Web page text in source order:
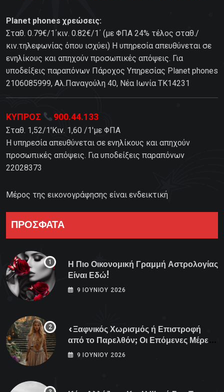
Planet phones χρεώσεις:
Σταθ. 0.79€/1΄κιν. 0.82€/1΄ (με ΦΠΑ 24% τέλος σταθ./
κιν.τηλεφωνίας όπου ισχύει) Η υπηρεσία απευθύνεται σε
ενηλίκους και απηχούν προσωπικές απόψεις. Για
υποδείξεις παραπόνων Πάροχος Υπηρεσίας Planet phones
2106085999, Αλ.Παναγούλη 40, Νέα Ιωνία TK14231
ΚΥΠΡΟΣ 900.44.133
Σταθ. 1,52/1'Κιν. 1,60 /1'με ΦΠΑ
Η υπηρεσία απευθύνεται σε ενηλίκους και απηχούν
προσωπικές απόψεις. Για υποδείξεις παραπόνων
22028373
Μέρος της εικονογράφησης είναι ενδεικτική
ΠΡΟΣΦΑΤΑ
Η Πιο Οικονομική Γραμμή Αστρολογίας
Είναι Εδώ!
9 ΙΟΥΝΊΟΥ 2026
«Ξαφνικός Χωρισμός ή Επιστροφή
από το Παρελθόν; Οι Επόμενες Μέρες
Κρύβουν ΣΟΚ για αυτά τα Ζώδια»
9 ΙΟΥΝΊΟΥ 2026